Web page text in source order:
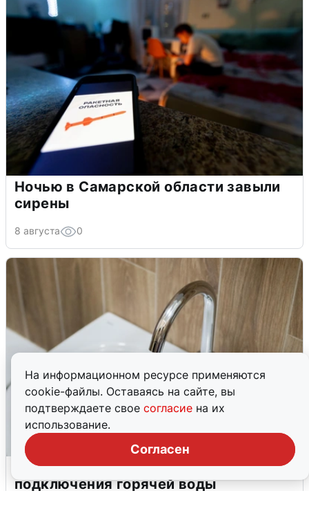
На информационном ресурсе применяются
cookie-файлы. Оставаясь на сайте, вы
подтверждаете свое согласие на их
использование.
Согласен
Ночью в Самарской области завыли
сирены
8 августа 0
В Архангельске перенесли сроки
подключения горячей воды